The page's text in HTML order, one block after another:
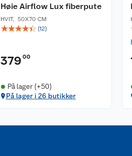
Høie Airflow Lux fiberpute
HVIT, 50X70 CM
☆☆☆☆☆ (12)
379 00
På lager (+50)
På lager i 26 butikker